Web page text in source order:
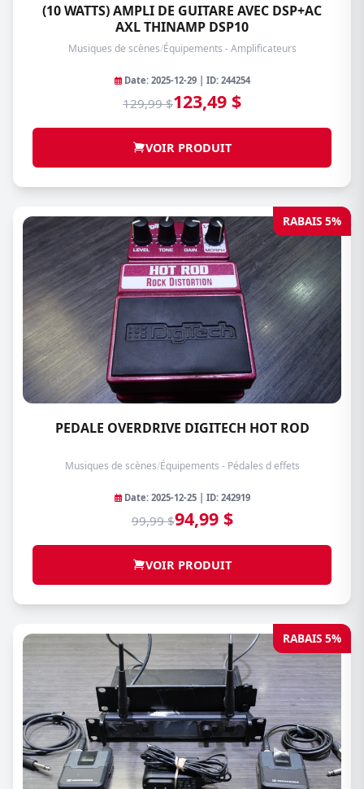
(10 WATTS) AMPLI DE GUITARE AVEC DSP+AC
AXL THINAMP DSP10
Musiques de scènes/Équipements - Amplificateurs
Date: 2025-12-29 | ID: 244254
129,99 $123,49 $
VOIR PRODUIT
RABAIS 5%
PEDALE OVERDRIVE DIGITECH HOT ROD
Musiques de scènes/Équipements - Pédales d effets
Date: 2025-12-25 | ID: 242919
99,99 $94,99 $
VOIR PRODUIT
RABAIS 5%